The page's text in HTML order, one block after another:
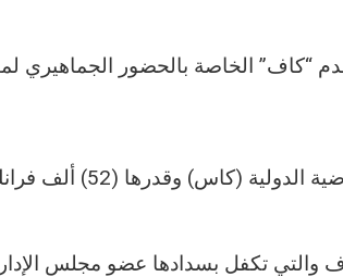
“كاف” الخاصة بالحضور الجماهيري
وقام الأزرق أمس (السبت) بسداد رسوم القضية لمحكمة التحكيم الرياضية الدولية (كاس)
والتي تكفل بسدادها عضو مجلس